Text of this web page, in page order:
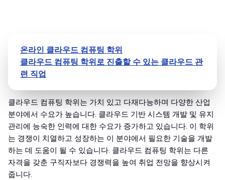
온라인 클라우드 컴퓨팅 학위
클라우드 컴퓨팅 학위로 진출할 수 있는 클라우드 관
련 직업
클라우드 컴퓨팅 학위는 가치 있고 다재다능하며 다양한 산업
분야에서 수요가 높습니다. 클라우드 기반 시스템 개발 및 유지
관리에 능숙한 인력에 대한 수요가 증가하고 있습니다. 이 학위
는 경쟁이 치열하고 성장하는 이 분야에서 필요한 기술을 개발
하는 데 도움이 될 수 있습니다. 클라우드 컴퓨팅 학위는 다른
자격을 갖춘 구직자보다 경쟁력을 높여 취업 전망을 향상시켜
줍니다.